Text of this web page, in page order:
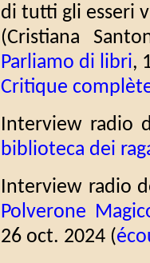
di tutti gli esseri
(Cristiana
Parliamo di libri,
Critique
Interview radio
biblioteca dei
Interview radio
Polverone
26 oct. 2024 (